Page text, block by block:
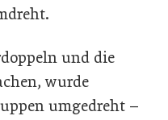
und die
wurde
umgedreht –